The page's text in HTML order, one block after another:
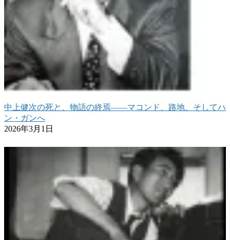
中上健次の死と、物語の終焉――マコンド、路地、そしてハ
ン・ガンへ
2026年3月1日